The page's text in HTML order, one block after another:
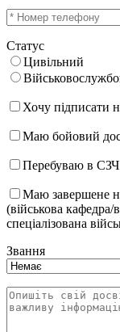
Статус
Цивільний
Хочу підписати
Маю бойовий
Перебуваю в СЗЧ
Маю завершене
(військова кафедра/
спеціалізована
Звання